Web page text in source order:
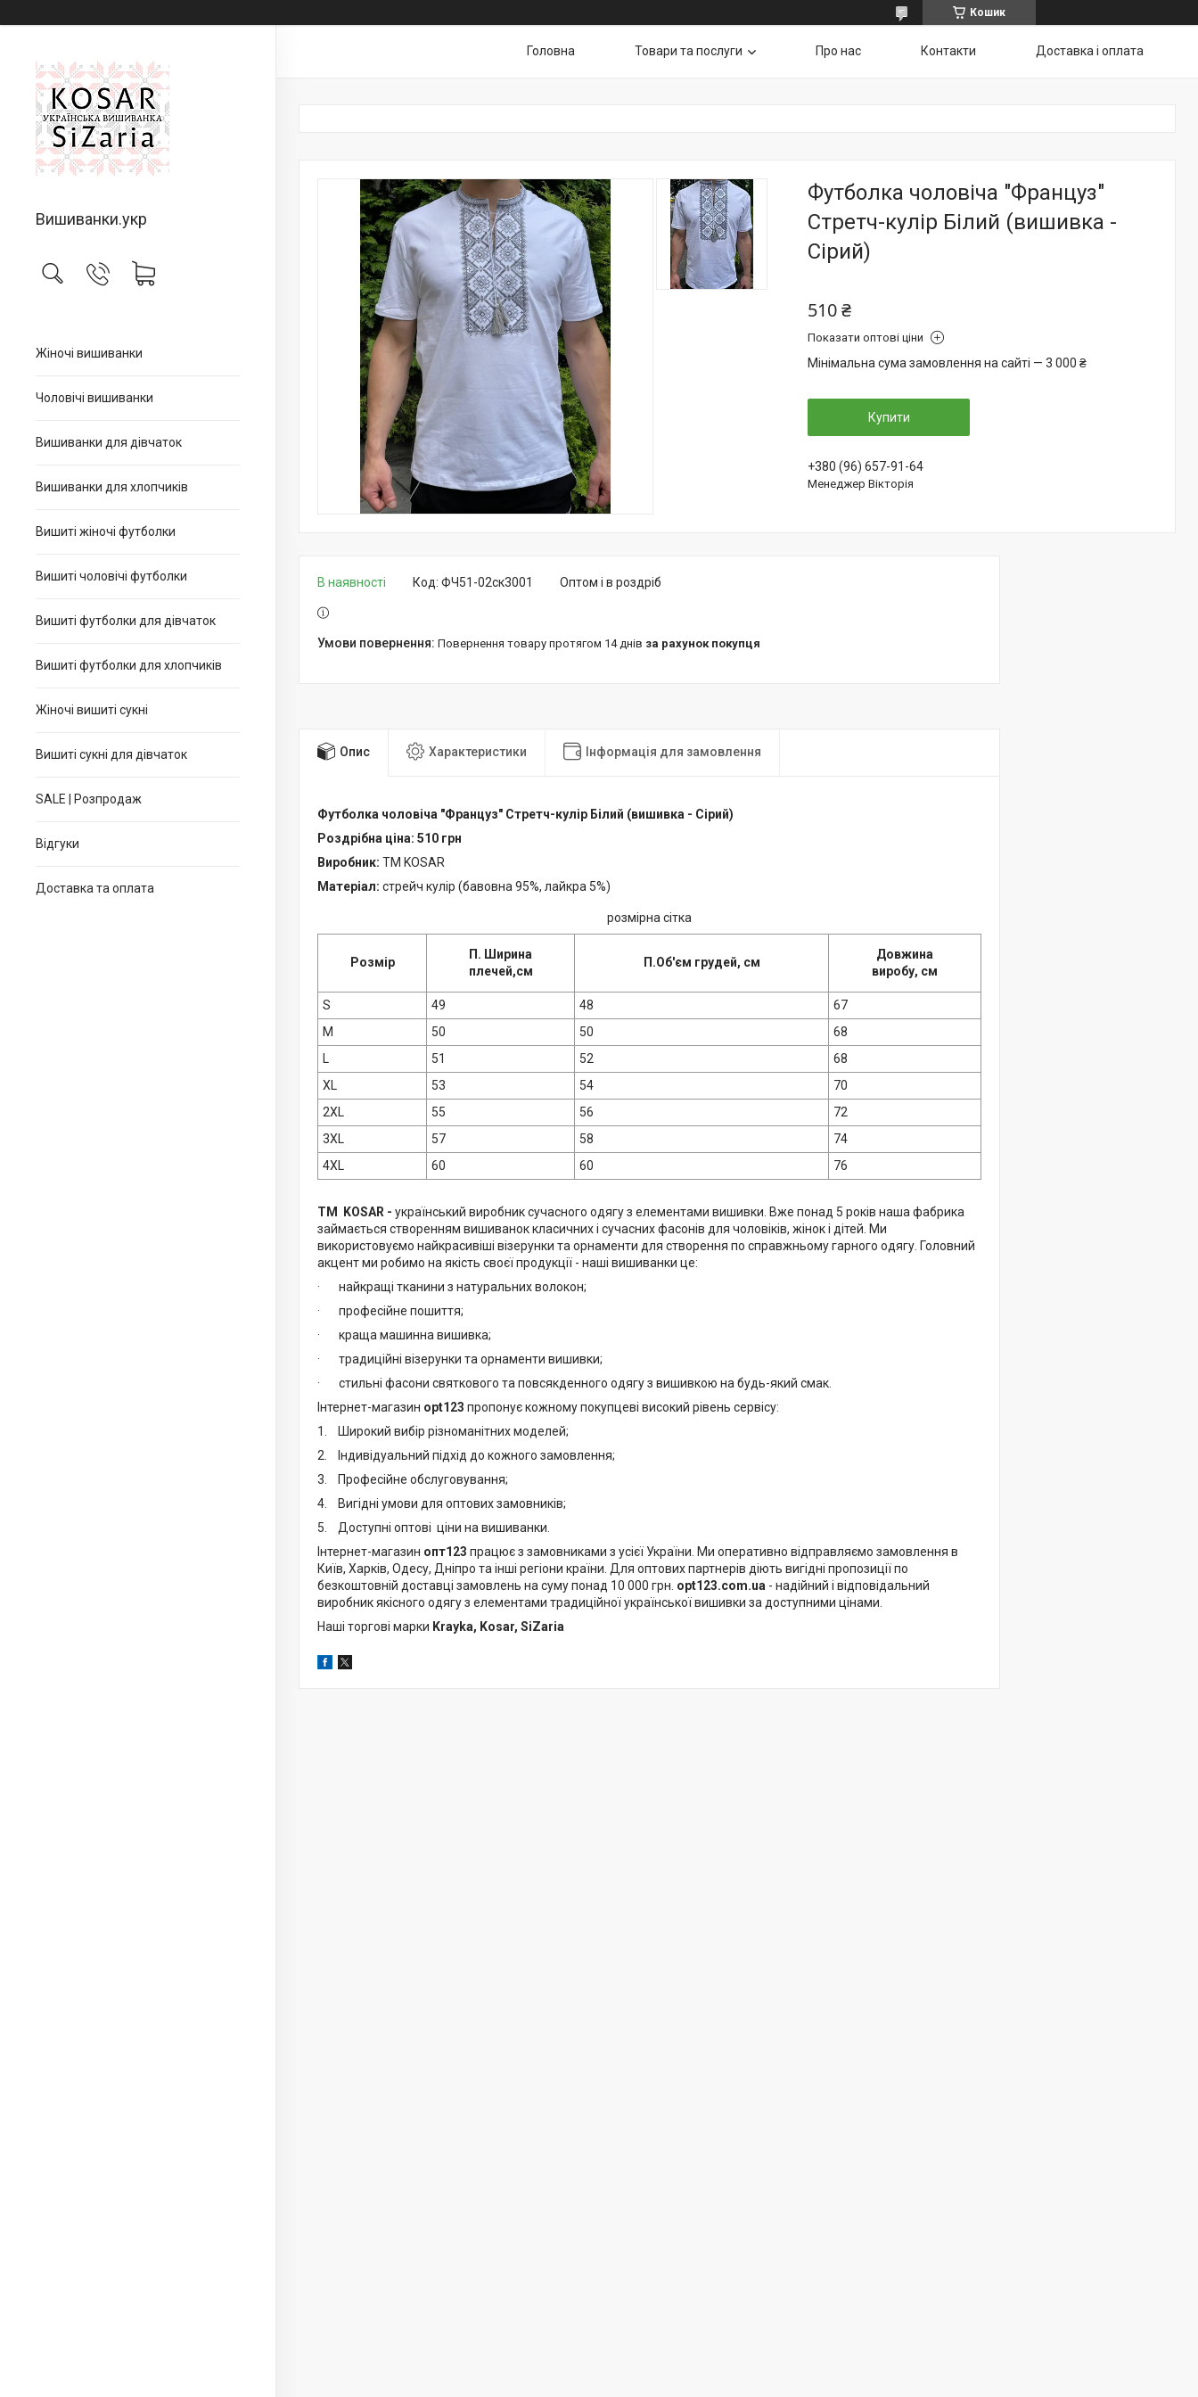
Кошик
Вишиванки.укр
Жіночі вишиванки
Чоловічі вишиванки
Вишиванки для дівчаток
Вишиванки для хлопчиків
Вишиті жіночі футболки
Вишиті чоловічі футболки
Вишиті футболки для дівчаток
Вишиті футболки для хлопчиків
Жіночі вишиті сукні
Вишиті сукні для дівчаток
SALE | Розпродаж
Відгуки
Доставка та оплата
Головна Товари та послуги Про нас Контакти Доставка і оплата
Футболка чоловіча "Француз"
Стретч-кулір Білий (вишивка -
Сірий)
510 ₴
Показати оптові ціни
Мінімальна сума замовлення на сайті — 3 000 ₴
Купити
+380 (96) 657-91-64
Менеджер Вікторія
В наявності Оптом і в роздріб
Код: ФЧ51-02ск3001
повернення товару протягом 14 днів за рахунок покупця
Опис Характеристики Інформація для замовлення
Футболка чоловіча "Француз" Стретч-кулір Білий (вишивка - Сірий)
Роздрібна ціна: 510 грн
Виробник: ТМ KOSAR
Матеріал: стрейч кулір (бавовна 95%, лайкра 5%)
розмірна сітка
Розмір
П. Ширина
плечей,см
П.Об'єм грудей, см
Довжина
виробу, см
S 49 48
67
M
50 50
68
L
51 52
68
XL
53 54
70
2XL
55 56
72
3XL
57 58
74
4XL
60 60 76
ТМ KOSAR - український виробник сучасного одягу з елементами вишивки. Вже понад 5 років наша фабрика
займається створенням вишиванок класичних і сучасних фасонів для чоловіків, жінок і дітей. Ми
використовуємо найкрасивіші візерунки та орнаменти для створення по справжньому гарного одягу. Головний
акцент ми робимо на якість своєї продукції - наші вишиванки це:
· найкращі тканини з натуральних волокон;
· професійне пошиття;
· краща машинна вишивка;
· традиційні візерунки та орнаменти вишивки;
· стильні фасони святкового та повсякденного одягу з вишивкою на будь-який смак.
Інтернет-магазин opt123 пропонує кожному покупцеві високий рівень сервісу:
1. Широкий вибір різноманітних моделей;
2. Індивідуальний підхід до кожного замовлення;
3. Професійне обслуговування;
4. Вигідні умови для оптових замовників;
5. Доступні оптові ціни на вишиванки.
Інтернет-магазин опт123 працює з замовниками з усієї України. Ми оперативно відправляємо замовлення в
Київ, Харків, Одесу, Дніпро та інші регіони країни. Для оптових партнерів діють вигідні пропозиції по
безкоштовній доставці замовлень на суму понад 10 000 грн. opt123.com.ua - надійний і відповідальний
виробник якісного одягу з елементами традиційної української вишивки за доступними цінами.
Наші торгові марки Krayka, Kosar, SiZaria